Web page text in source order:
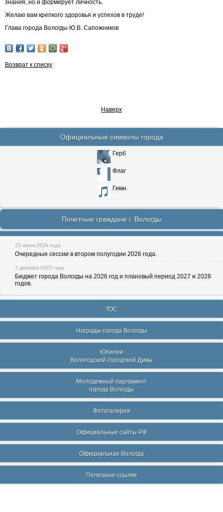
знания, но и формирует личность.
Желаю вам крепкого здоровья и успехов в труде!
Глава города Вологды Ю.В. Сапожников
Возврат к списку
Наверх
Официальные символы города
Герб
Флаг
Гимн
Почетные граждане г. Вологды
25 июня 2026 года
Очередные сессии в втором полугодии 2026 года.
7 декабря 2025 года
Бюджет города Вологды на 2026 год и плановый период 2027 и 2028
годов.
ТОС
Награды города Вологды
Юбилеи
Вологодской городской Думы
Молодежный парламент
города Вологды
Фотогалерея
Официальные сайты РФ
Официальная Вологда
Полезные ссылки